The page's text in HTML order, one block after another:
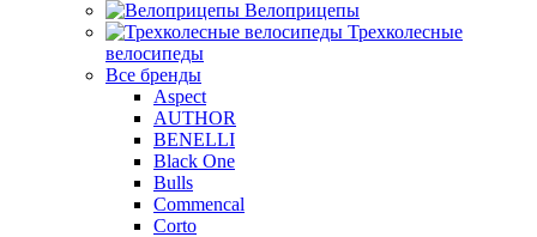
Велоприцепы
Трехколесные
велосипеды
Все бренды
Aspect
AUTHOR
BENELLI
Black One
Bulls
Commencal
Corto